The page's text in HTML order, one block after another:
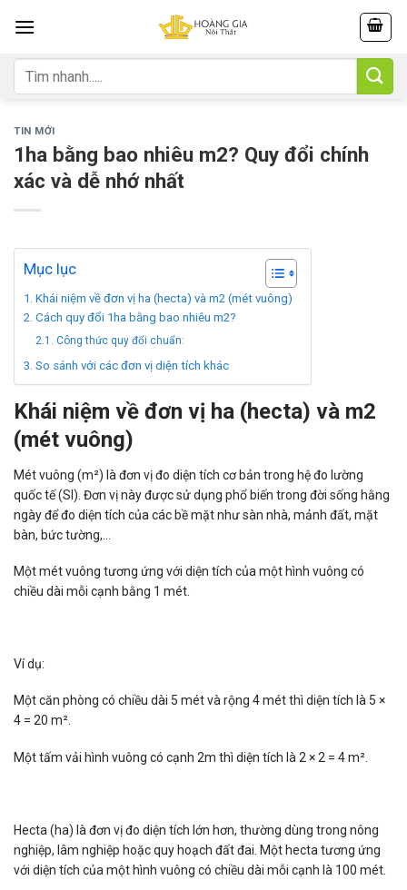
content
Tìm
kiếm:
TIN MỚI
1ha bằng bao nhiêu m2? Quy đổi chính
xác và dễ nhớ nhất
Mục lục
Khái niệm về đơn vị ha (hecta) và m2 (mét vuông)
Cách quy đổi 1ha bằng bao nhiêu m2?
Công thức quy đổi chuẩn:
So sánh với các đơn vị diện tích khác
Khái niệm về đơn vị ha (hecta) và m2
(mét vuông)
Mét vuông (m²) là đơn vị đo diện tích cơ bản trong hệ đo lường
quốc tế (SI). Đơn vị này được sử dụng phổ biến trong đời sống hằng
ngày để đo diện tích của các bề mặt như sàn nhà, mảnh đất, mặt
bàn, bức tường,…
Một mét vuông tương ứng với diện tích của một hình vuông có
chiều dài mỗi cạnh bằng 1 mét.
Ví dụ:
Một căn phòng có chiều dài 5 mét và rộng 4 mét thì diện tích là 5 ×
4 = 20 m².
Một tấm vải hình vuông có cạnh 2m thì diện tích là 2 × 2 = 4 m².
Hecta (ha) là đơn vị đo diện tích lớn hơn, thường dùng trong nông
nghiệp, lâm nghiệp hoặc quy hoạch đất đai. Một hecta tương ứng
với diện tích của một hình vuông có chiều dài mỗi cạnh là 100 mét.